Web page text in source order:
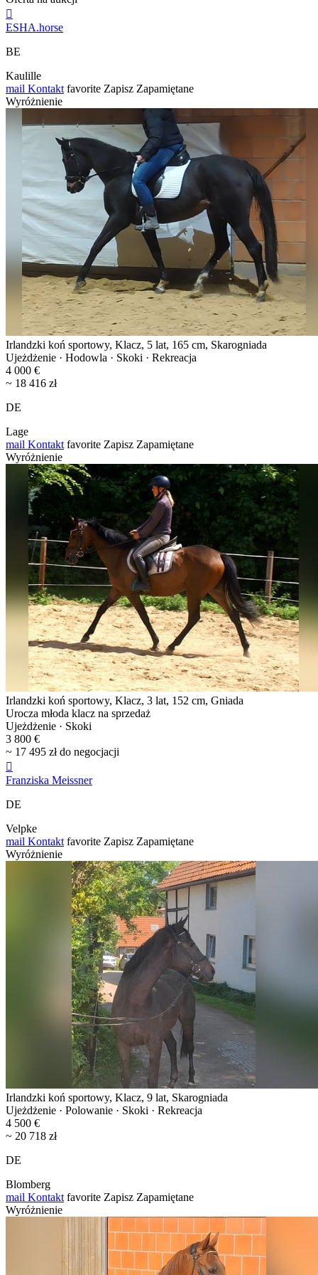

ESHA.horse
BE
Kaulille
mail Kontakt favorite Zapisz Zapamiętane
Wyróżnienie
Irlandzki koń sportowy, Klacz, 5 lat, 165 cm, Skarogniada
Ujeżdżenie · Hodowla · Skoki · Rekreacja
4 000 €
~ 18 416 zł
DE
Lage
mail Kontakt favorite Zapisz Zapamiętane
Wyróżnienie
Irlandzki koń sportowy, Klacz, 3 lat, 152 cm, Gniada
Urocza młoda klacz na sprzedaż
Ujeżdżenie · Skoki
3 800 €
~ 17 495 zł do negocjacji

Franziska Meissner
DE
Velpke
mail Kontakt favorite Zapisz Zapamiętane
Wyróżnienie
Irlandzki koń sportowy, Klacz, 9 lat, Skarogniada
Ujeżdżenie · Polowanie · Skoki · Rekreacja
4 500 €
~ 20 718 zł
DE
Blomberg
mail Kontakt favorite Zapisz Zapamiętane
Wyróżnienie